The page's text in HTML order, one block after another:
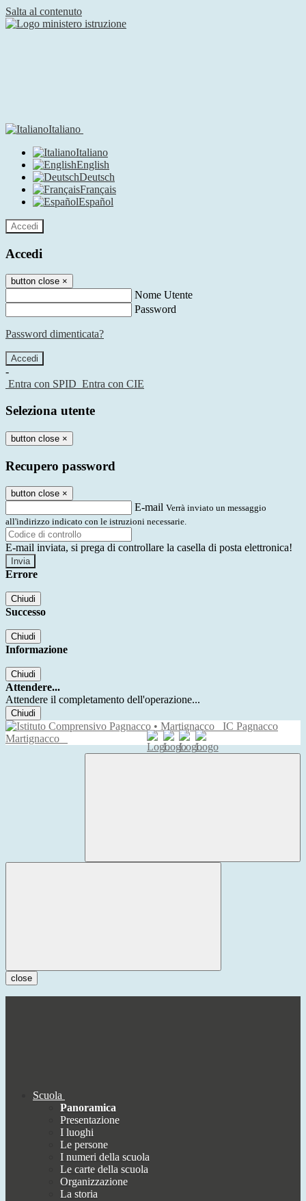
Salta al contenuto
Italiano
Italiano
English
Deutsch
Français
Español
Accedi
Accedi
button close ×
Nome Utente
Password
Password dimenticata?
-
Entra con SPID Entra con CIE
Seleziona utente
button close ×
Recupero password
button close ×
E-mail Verrà inviato un messaggio
all'indirizzo indicato con le istruzioni necessarie.
E-mail inviata, si prega di controllare la casella di posta elettronica!
Errore
Chiudi
Successo
Chiudi
Informazione
Chiudi
Attendere...
Attendere il completamento dell'operazione...
Chiudi
IC Pagnacco
Martignacco
close
Scuola
Panoramica
Presentazione
I luoghi
Le persone
I numeri della scuola
Le carte della scuola
Organizzazione
La storia